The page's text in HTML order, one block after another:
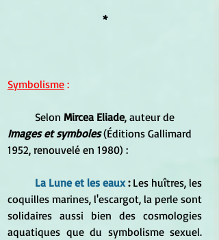
*
Symbolisme :
	Selon
Mircea Eliade, auteur de
Images et symboles (Éditions Gallimard
1952, renouvelé en 1980) :
La Lune et les eaux : Les huîtres, les
coquilles marines, l'escargot, la perle sont
solidaires aussi bien des cosmologies
aquatiques que du symbolisme sexuel.